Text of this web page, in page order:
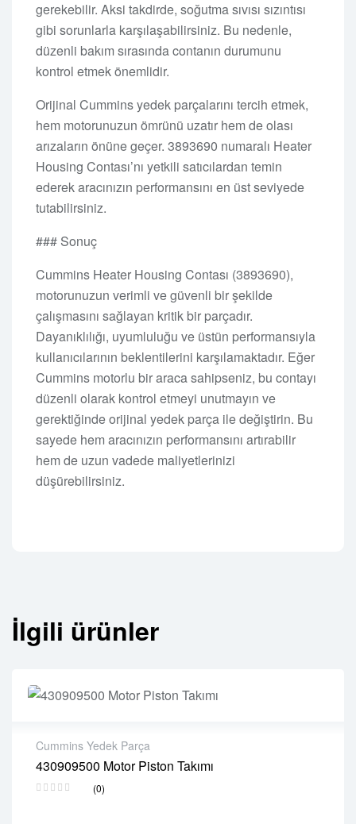
gerekebilir. Aksi takdirde, soğutma sıvısı sızıntısı
gibi sorunlarla karşılaşabilirsiniz. Bu nedenle,
düzenli bakım sırasında contanın durumunu
kontrol etmek önemlidir.
Orijinal Cummins yedek parçalarını tercih etmek,
hem motorunuzun ömrünü uzatır hem de olası
arızaların önüne geçer. 3893690 numaralı Heater
Housing Contası’nı yetkili satıcılardan temin
ederek aracınızın performansını en üst seviyede
tutabilirsiniz.
### Sonuç
Cummins Heater Housing Contası (3893690),
motorunuzun verimli ve güvenli bir şekilde
çalışmasını sağlayan kritik bir parçadır.
Dayanıklılığı, uyumluluğu ve üstün performansıyla
kullanıcılarının beklentilerini karşılamaktadır. Eğer
Cummins motorlu bir araca sahipseniz, bu contayı
düzenli olarak kontrol etmeyi unutmayın ve
gerektiğinde orijinal yedek parça ile değiştirin. Bu
sayede hem aracınızın performansını artırabilir
hem de uzun vadede maliyetlerinizi
düşürebilirsiniz.
İlgili ürünler
Cummins Yedek Parça
430909500 Motor Piston Takımı
(0)
2 years warranty
Delivery time: 1-2 business days